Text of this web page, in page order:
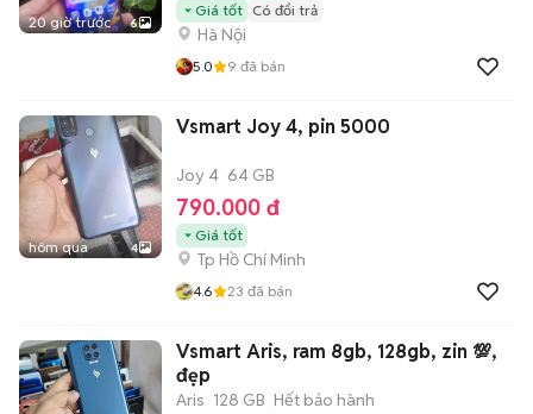
20 giờ trước 6
Giá tốt Có đổi trả
Hà Nội
5.0 9 đã bán
hôm qua 4
Vsmart Joy 4, pin 5000
Joy 4 64 GB
790.000 đ
Giá tốt
Tp Hồ Chí Minh
4.6 23 đã bán
Vsmart Aris, ram 8gb, 128gb, zin 💯,
đẹp
Aris 128 GB Hết bảo hành